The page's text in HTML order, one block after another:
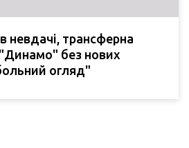
невдачі, трансферна
без нових
огляд"